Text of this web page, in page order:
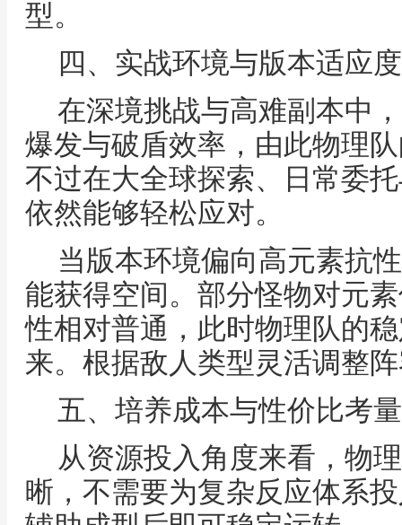
型。
四、实战环境与版本适应度
在深境挑战与高难副本中
爆发与破盾效率，由此物理
不过在大全球探索、日常委
依然能够轻松应对。
当版本环境偏向高元素抗
能获得空间。部分怪物对元
性相对普通，此时物理队的
来。根据敌人类型灵活调整
五、培养成本与性价比考量
从资源投入角度来看，物
晰，不需要为复杂反应体系